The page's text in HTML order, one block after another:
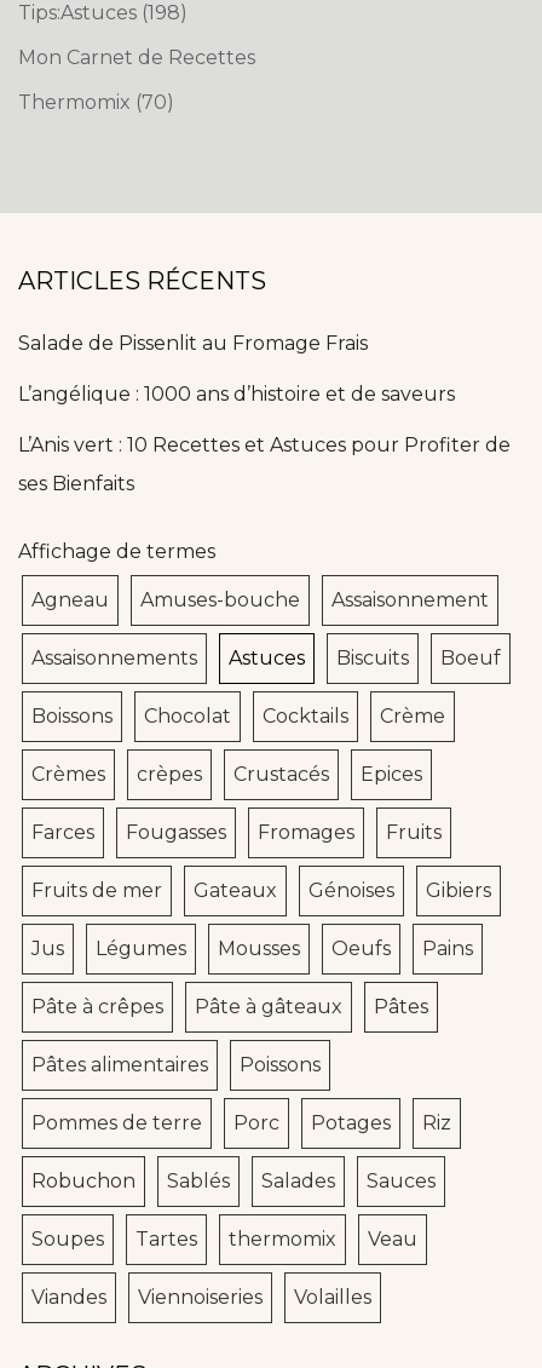
Tips:Astuces (198)
Mon Carnet de Recettes
Thermomix (70)
ARTICLES RÉCENTS
Salade de Pissenlit au Fromage Frais
L’angélique : 1000 ans d’histoire et de saveurs
L’Anis vert : 10 Recettes et Astuces pour Profiter de
ses Bienfaits
Affichage de termes
Agneau Amuses-bouche Assaisonnement
Assaisonnements Astuces Biscuits Boeuf
Boissons Chocolat Cocktails Crème
Crèmes crèpes Crustacés Epices
Farces Fougasses Fromages Fruits
Fruits de mer Gateaux Génoises Gibiers
Jus Légumes Mousses Oeufs Pains
Pâte à crêpes Pâte à gâteaux Pâtes
Pâtes alimentaires Poissons
Pommes de terre Porc Potages Riz
Robuchon Sablés Salades Sauces
Soupes Tartes thermomix Veau
Viandes Viennoiseries Volailles